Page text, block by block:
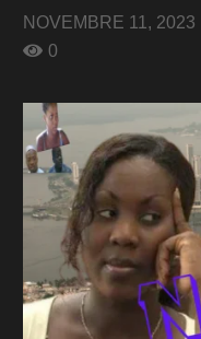
NOVEMBRE 11, 2023
0